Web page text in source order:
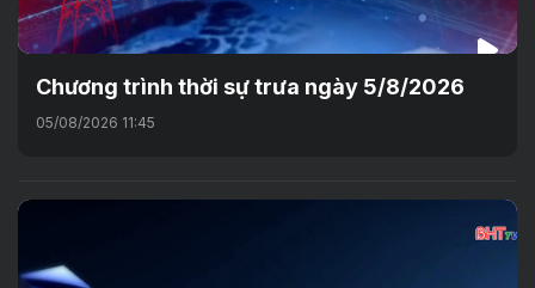
Chương trình thời sự trưa ngày 5/8/2026
05/08/2026 11:45